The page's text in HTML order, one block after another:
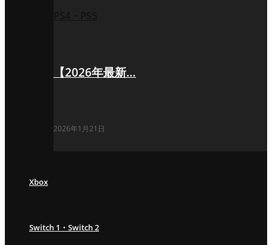
【2026年最新…
2026年1月21日
Xbox
Switch 1・Switch 2